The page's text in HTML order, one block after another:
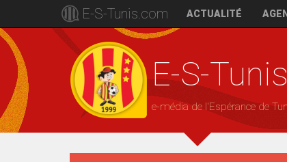
E-S-Tunis.com ACTUALITÉ
E-S-
e-média de l'Espérance de